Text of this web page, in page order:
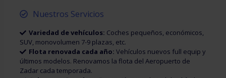
Nuestros Servicios
Variedad de vehículos: Coches pequeños, económicos,
SUV, monovolumen 7-9 plazas, etc.
Flota renovada cada año: Vehículos nuevos full equip y
últimos modelos. Renovamos la flota del Aeropuerto de
Zadar cada temporada.